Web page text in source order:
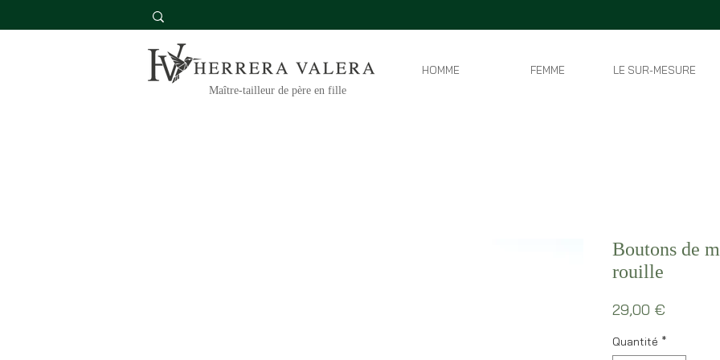
Maître-tailleur de père en fille
HOMME FEMME LE SUR-MESURE
Boutons de
rouille
29,00 €
Quantité *